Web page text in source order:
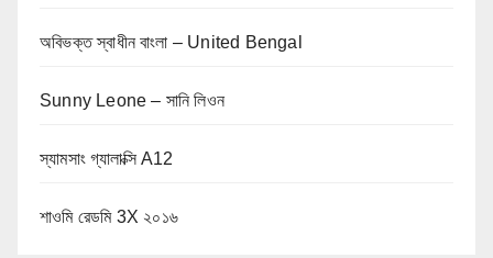
অবিভক্ত স্বাধীন বাংলা – United Bengal
Sunny Leone – সানি লিওন
স্যামসাং গ্যালাক্সি A12
শাওমি রেডমি 3X ২০১৬